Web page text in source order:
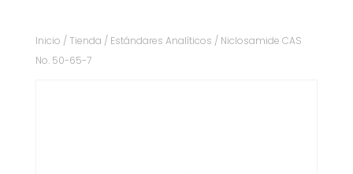
Inicio / Tienda / Estándares Analíticos / Niclosamide CAS
No. 50-65-7